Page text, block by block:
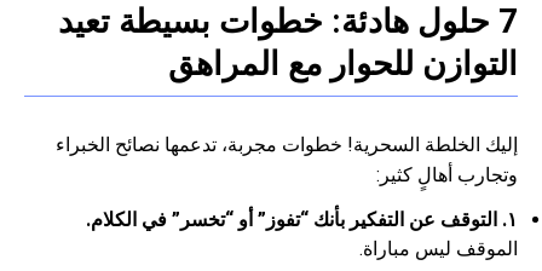
7 حلول هادئة: خطوات بسيطة تعيد
التوازن للحوار مع المراهق
إليك الخلطة السحرية! خطوات مجربة، تدعمها نصائح الخبراء
وتجارب أهالٍ كثير:
١. التوقف عن التفكير بأنك “تفوز” أو “تخسر” في الكلام.
الموقف ليس مباراة.